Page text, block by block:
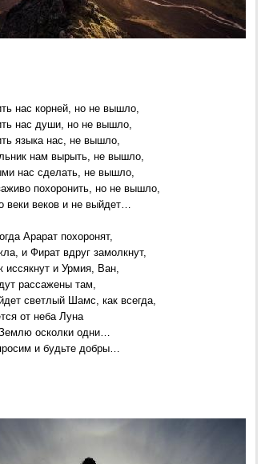
нас корней, но не вышло,
нас души, но не вышло,
языка нас, не вышло,
нам вырыть, не вышло,
нас сделать, не вышло,
похоронить, но не вышло,
веки веков и не выйдет…
Арарат похоронят,
и Фират вдруг замолкнут,
иссякнут и Урмия, Ван,
рассажены там,
светлый Шамс, как всегда,
от неба Луна
осколки одни…
и будьте добры…